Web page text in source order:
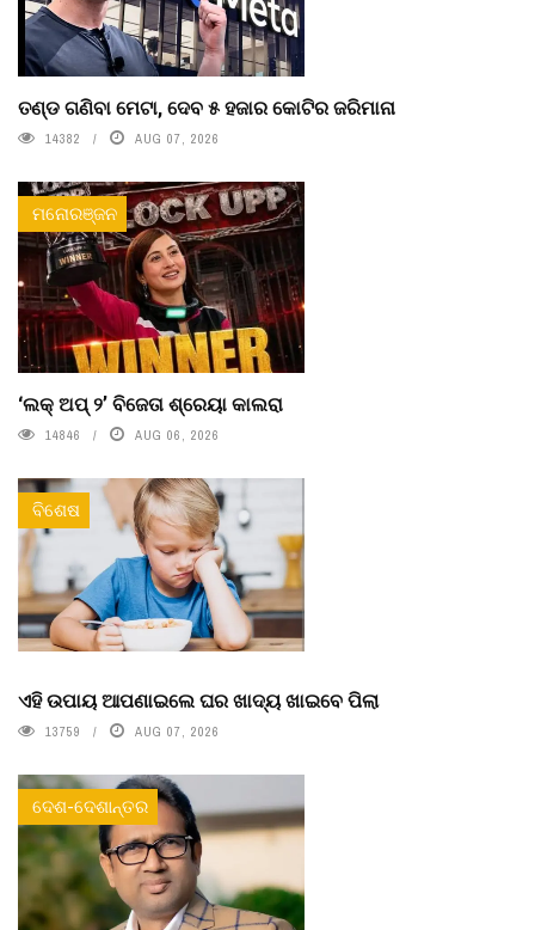
ତଣ୍ଡ ଗଣିବା ମେଟା, ଦେବ ୫ ହଜାର କୋଟିର ଜରିମାନା
14382 AUG 07, 2026
ମନୋରଞ୍ଜନ
‘ଲକ୍ ଅପ୍ ୨’ ବିଜେତା ଶ୍ରେୟା କାଲରା
14846 AUG 06, 2026
ବିଶେଷ
ଏହି ଉପାୟ ଆପଣାଇଲେ ଘର ଖାଦ୍ୟ ଖାଇବେ ପିଲା
13759 AUG 07, 2026
ଦେଶ-ଦେଶାନ୍ତର